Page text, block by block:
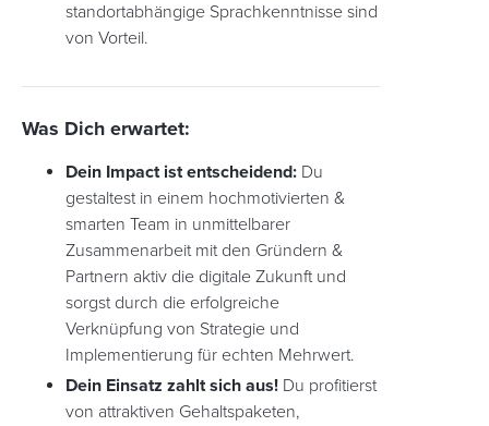
standortabhängige Sprachkenntnisse sind
von Vorteil.
Was Dich erwartet:
Dein Impact ist entscheidend: Du
gestaltest in einem hochmotivierten &
smarten Team in unmittelbarer
Zusammenarbeit mit den Gründern &
Partnern aktiv die digitale Zukunft und
sorgst durch die erfolgreiche
Verknüpfung von Strategie und
Implementierung für echten Mehrwert.
Dein Einsatz zahlt sich aus! Du profitierst
von attraktiven Gehaltspaketen,